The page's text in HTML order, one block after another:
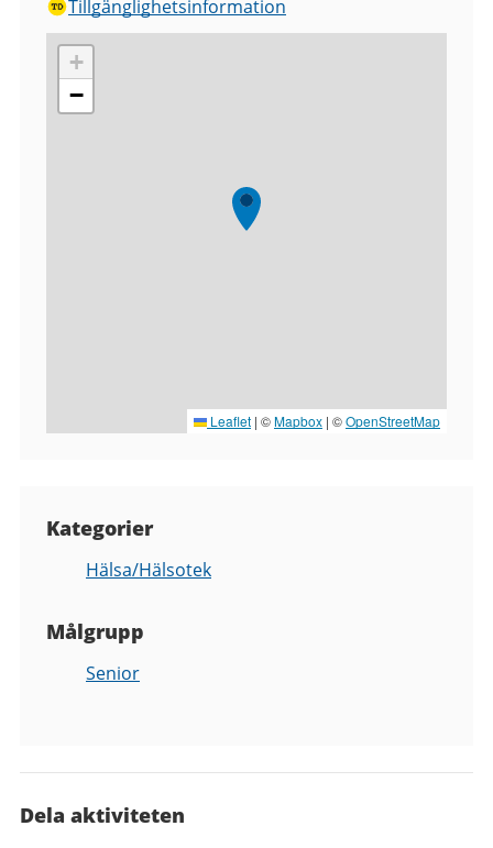
Tillgänglighetsinformation
+
−
Leaflet | ©Mapbox | ©OpenStreetMap
Kategorier
Hälsa/Hälsotek
Målgrupp
Senior
Dela aktiviteten